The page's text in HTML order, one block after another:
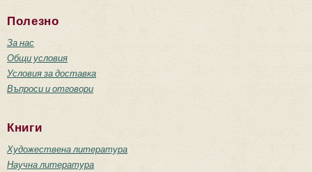
Полезно
За нас
Общи условия
Условия за доставка
Въпроси и отговори
Книги
Художествена литература
Научна литература